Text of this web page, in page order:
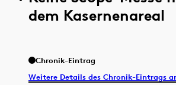
dem Kasernenareal
Chronik-Eintrag
Weitere Details des Chronik-Eintrags